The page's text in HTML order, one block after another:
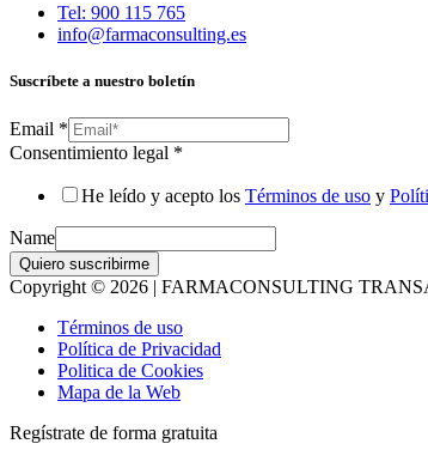
Tel: 900 115 765
info@farmaconsulting.es
Suscríbete a nuestro boletín
Email *
Consentimiento legal *
He leído y acepto los Términos de uso y
Name
Quiero suscribirme
Copyright © 2026 | FARMACONSULTING
Términos de uso
Política de Privacidad
Politica de Cookies
Mapa de la Web
Regístrate de forma gratuita